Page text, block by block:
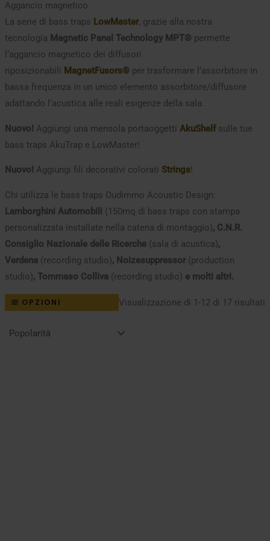
Aggancio magnetico
La serie di bass traps LowMaster, grazie alla nostra
tecnologia Magnetic Panel Technology MPT® permette
l’aggancio magnetico dei diffusori
riposizionabili MagnetFusors®per trasformare l’assorbitore in
bassa frequenza in un unico elemento assorbitore/diffusore
adattando l’acustica alle reali esigenze della sala.
Nuovo! Aggiungi una mensola portaoggetti AkuShelf sulle tue
bass traps AkuTrap e LowMaster!
Nuovo! Aggiungi fili decorativi colorati Strings!
Chi utilizza le bass traps Oudimmo Acoustic Design:
Lamborghini Automobili (150mq di bass traps con stampa
personalizzata installate nella catena di montaggio), C.N.R.
Consiglio Nazionale delle Ricerche (sala di acustica),
Verdena (recording studio), Noizesuppressor (production
studio), Tommaso Colliva (recording studio) e molti altri.
OPZIONI Visualizzazione di 1-12 di 17 risultati